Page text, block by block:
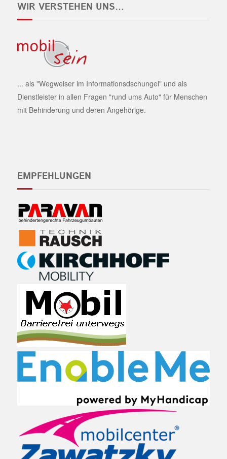
WIR VERSTEHEN UNS…
... als "Wegweiser im Informationsdschungel" und als
Dienstleister in allen Fragen "rund ums Auto" für Menschen
mit Behinderung und deren Angehörige.
EMPFEHLUNGEN